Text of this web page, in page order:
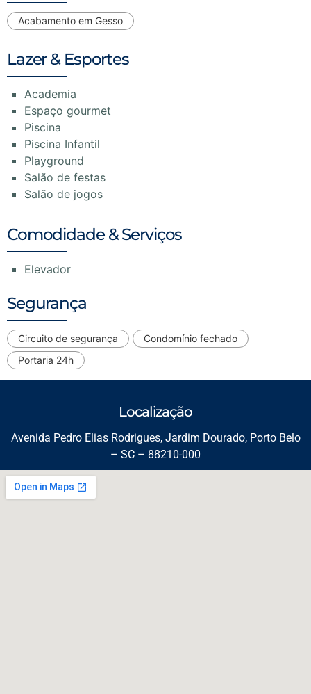
Acabamento em Gesso
Lazer & Esportes
Academia
Espaço gourmet
Piscina
Piscina Infantil
Playground
Salão de festas
Salão de jogos
Comodidade & Serviços
Elevador
Segurança
Circuito de segurança
Condomínio fechado
Portaria 24h
Localização
Avenida Pedro Elias Rodrigues, Jardim Dourado, Porto Belo
– SC – 88210-000